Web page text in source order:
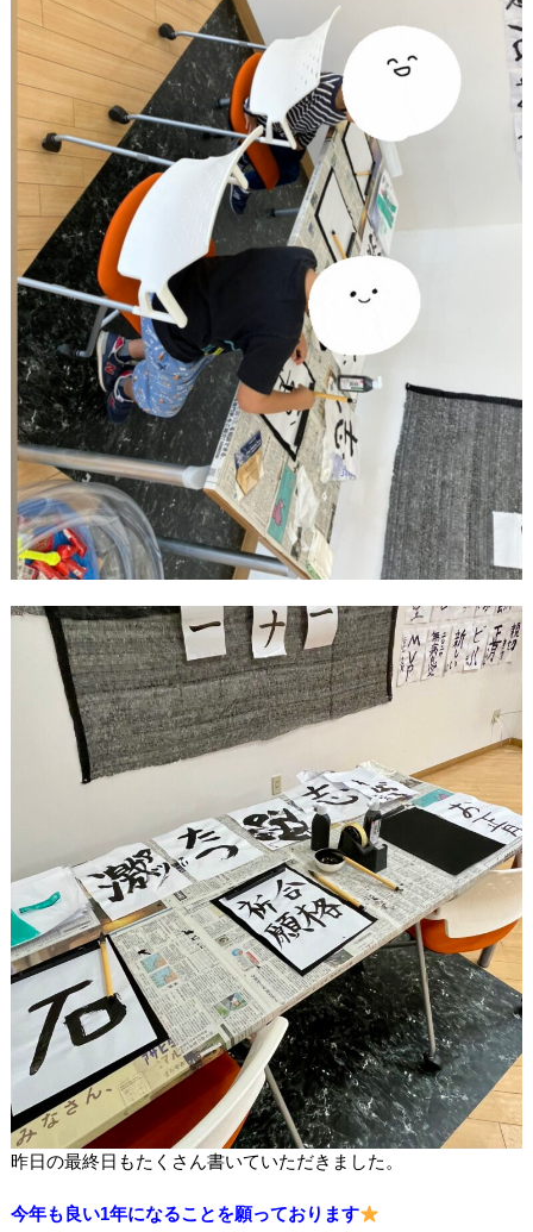
昨日の最終日もたくさん書いていただきました。
今年も良い1年になることを願っております